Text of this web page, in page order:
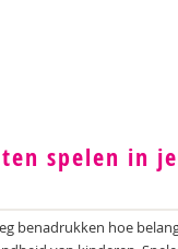
spelen in
benadrukken hoe